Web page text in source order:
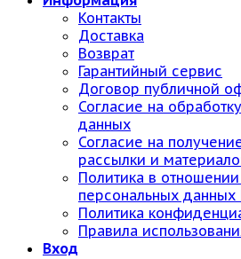
Контакты
Доставка
Возврат
Гарантийный сервис
Договор публичной
Согласие на
данных
Согласие на
рассылки и
Политика в
персональных
Политика
Правила
Вход